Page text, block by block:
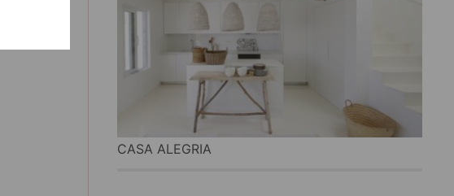
CASA ALEGRIA